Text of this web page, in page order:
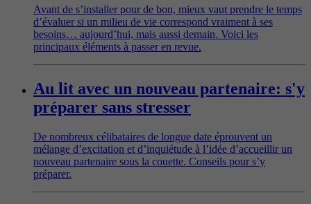
Avant de s’installer pour de bon, mieux vaut prendre le temps
d’évaluer si un milieu de vie correspond vraiment à ses
besoins… aujourd’hui, mais aussi demain. Voici les
principaux éléments à passer en revue.
Au lit avec un nouveau partenaire: s'y
préparer sans stresser
De nombreux célibataires de longue date éprouvent un
mélange d’excitation et d’inquiétude à l’idée d’accueillir un
nouveau partenaire sous la couette. Conseils pour s’y
préparer.